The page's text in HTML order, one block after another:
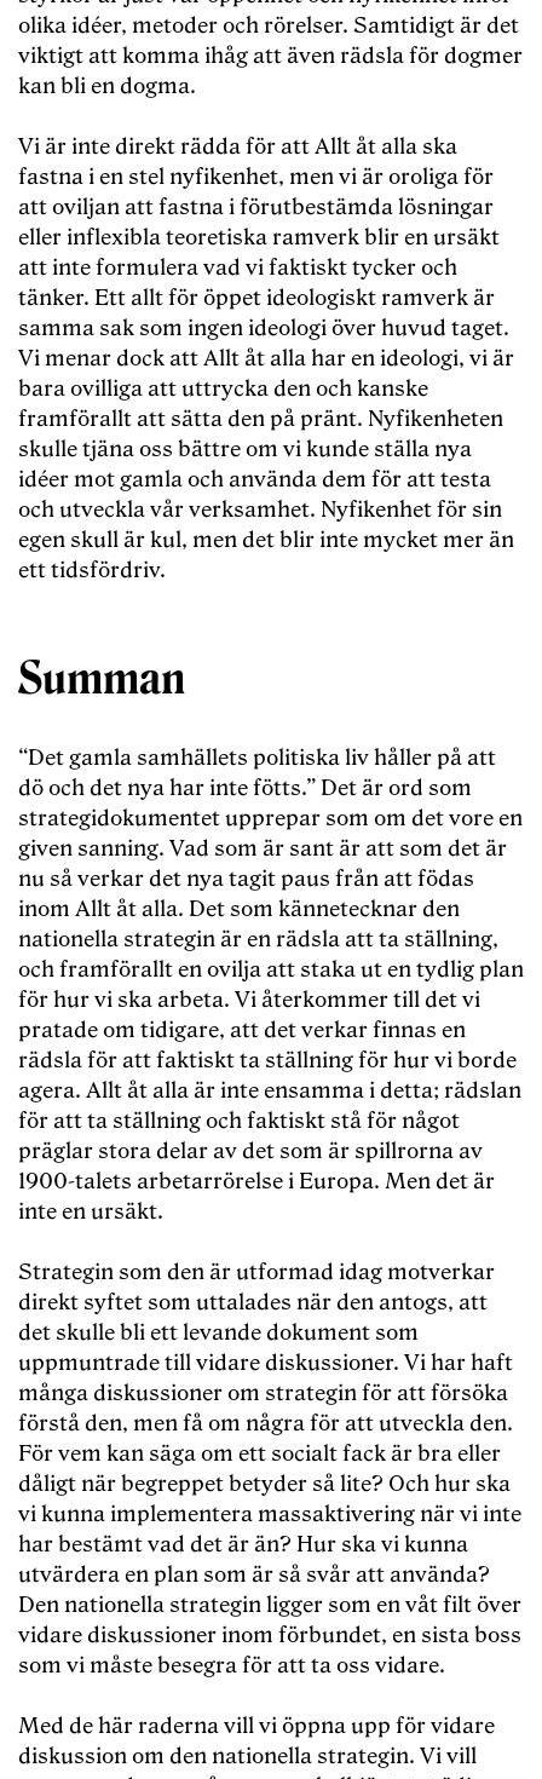
olika idéer, metoder och rörelser. Samtidigt är det
viktigt att komma ihåg att även rädsla för dogmer
kan bli en dogma.
Vi är inte direkt rädda för att Allt åt alla ska
fastna i en stel nyfikenhet, men vi är oroliga för
att oviljan att fastna i förutbestämda lösningar
eller inflexibla teoretiska ramverk blir en ursäkt
att inte formulera vad vi faktiskt tycker och
tänker. Ett allt för öppet ideologiskt ramverk är
samma sak som ingen ideologi över huvud taget.
Vi menar dock att Allt åt alla har en ideologi, vi är
bara ovilliga att uttrycka den och kanske
framförallt att sätta den på pränt. Nyfikenheten
skulle tjäna oss bättre om vi kunde ställa nya
idéer mot gamla och använda dem för att testa
och utveckla vår verksamhet. Nyfikenhet för sin
egen skull är kul, men det blir inte mycket mer än
ett tidsfördriv.
Summan
“Det gamla samhällets politiska liv håller på att
dö och det nya har inte fötts.” Det är ord som
strategidokumentet upprepar som om det vore en
given sanning. Vad som är sant är att som det är
nu så verkar det nya tagit paus från att födas
inom Allt åt alla. Det som kännetecknar den
nationella strategin är en rädsla att ta ställning,
och framförallt en ovilja att staka ut en tydlig plan
för hur vi ska arbeta. Vi återkommer till det vi
pratade om tidigare, att det verkar finnas en
rädsla för att faktiskt ta ställning för hur vi borde
agera. Allt åt alla är inte ensamma i detta; rädslan
för att ta ställning och faktiskt stå för något
präglar stora delar av det som är spillrorna av
1900-talets arbetarrörelse i Europa. Men det är
inte en ursäkt.
Strategin som den är utformad idag motverkar
direkt syftet som uttalades när den antogs, att
det skulle bli ett levande dokument som
uppmuntrade till vidare diskussioner. Vi har haft
många diskussioner om strategin för att försöka
förstå den, men få om några för att utveckla den.
För vem kan säga om ett socialt fack är bra eller
dåligt när begreppet betyder så lite? Och hur ska
vi kunna implementera massaktivering när vi inte
har bestämt vad det är än? Hur ska vi kunna
utvärdera en plan som är så svår att använda?
Den nationella strategin ligger som en våt filt över
vidare diskussioner inom förbundet, en sista boss
som vi måste besegra för att ta oss vidare.
Med de här raderna vill vi öppna upp för vidare
diskussion om den nationella strategin. Vi vill